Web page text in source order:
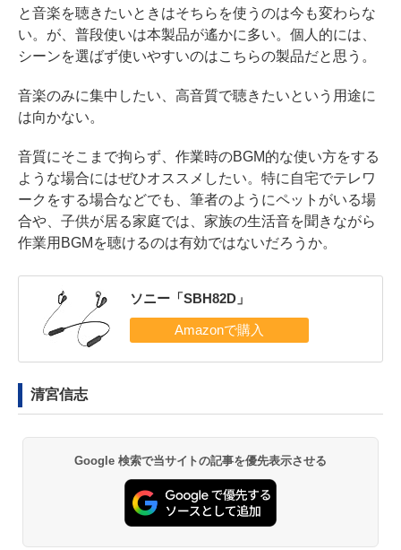
と音楽を聴きたいときはそちらを使うのは今も変わらな
い。が、普段使いは本製品が遙かに多い。個人的には、
シーンを選ばず使いやすいのはこちらの製品だと思う。
音楽のみに集中したい、高音質で聴きたいという用途に
は向かない。
音質にそこまで拘らず、作業時のBGM的な使い方をする
ような場合にはぜひオススメしたい。特に自宅でテレワ
ークをする場合などでも、筆者のようにペットがいる場
合や、子供が居る家庭では、家族の生活音を聞きながら
作業用BGMを聴けるのは有効ではないだろうか。
ソニー「SBH82D」
清宮信志
Google 検索で当サイトの記事を優先表示させる